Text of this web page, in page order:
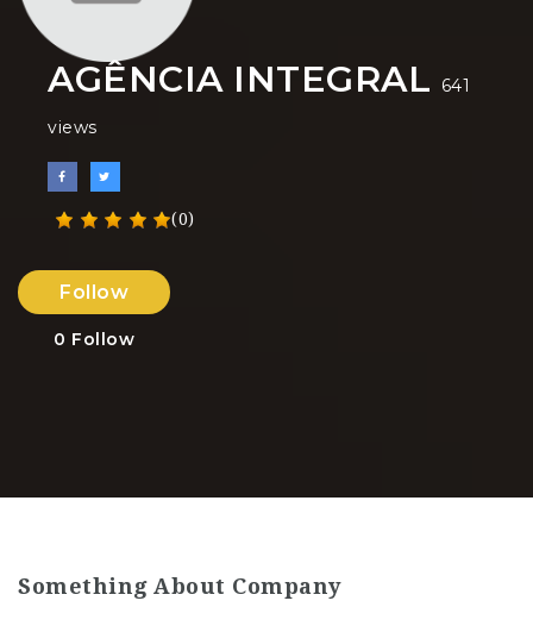
AGÊNCIA INTEGRAL
641
views
(0)
Follow
0 Follow
Something About Company